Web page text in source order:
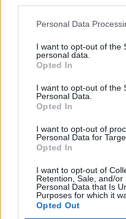
Personal Data
I want to opt-out of the
personal data.
Opted In
I want to opt-out of the
Personal Data.
Opted In
I want to opt-out of
Personal Data for
Opted In
I want to opt-out of
Retention, Sale, and/or
Personal Data that Is
Purposes for which it
Opted Out
ώρες και 40 λεπτά ο
αναμονής στα